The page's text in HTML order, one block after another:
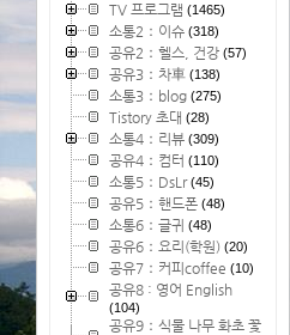
TV 프로그램 (1465)
소통2：이슈 (318)
공유2：헬스, 건강 (57)
공유3：차車 (138)
소통3：blog (275)
Tistory 초대 (28)
소통4：리뷰 (309)
공유4：컴터 (110)
소통5：DsLr(45)
공유5：핸드폰 (48)
소통6：글귀 (48)
공유6：요리(학원) (20)
공유7：커피coffee (10)
공유8 : 영어 English
(104)
공유9：식물 나무 화초 꽃